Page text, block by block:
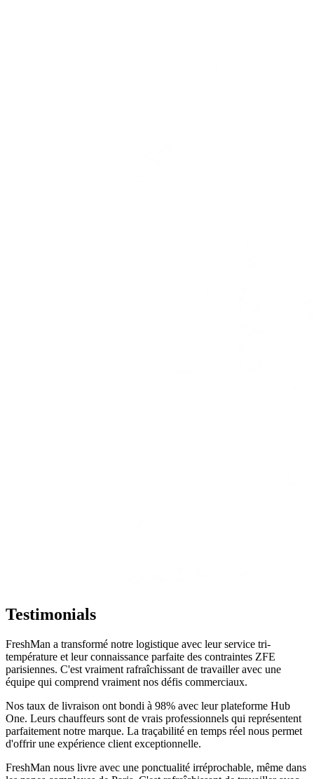
Testimonials
FreshMan a transformé notre logistique avec leur service tri-
température et leur connaissance parfaite des contraintes ZFE
parisiennes. C'est vraiment rafraîchissant de travailler avec une
équipe qui comprend vraiment nos défis commerciaux.
Nos taux de livraison ont bondi à 98% avec leur plateforme Hub
One. Leurs chauffeurs sont de vrais professionnels qui représentent
parfaitement notre marque. La traçabilité en temps réel nous permet
d'offrir une expérience client exceptionnelle.
FreshMan nous livre avec une ponctualité irréprochable, même dans